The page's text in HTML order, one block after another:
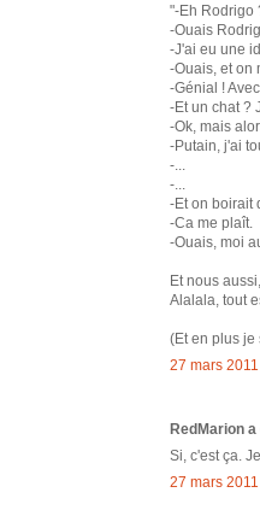
"-Eh Rodrigo
-Ouais
-J'ai eu une
-Ouais, et on
-Génial !
-Et un chat ?
-Ok, mais
-Putain, j'ai
-...
-...
-Et on boirait
-Ca me plaît.
-Ouais, moi
Et nous
Alalala, tout
(Et en plus je
27 mars
RedMarion
Si, c'est ça.
27 mars